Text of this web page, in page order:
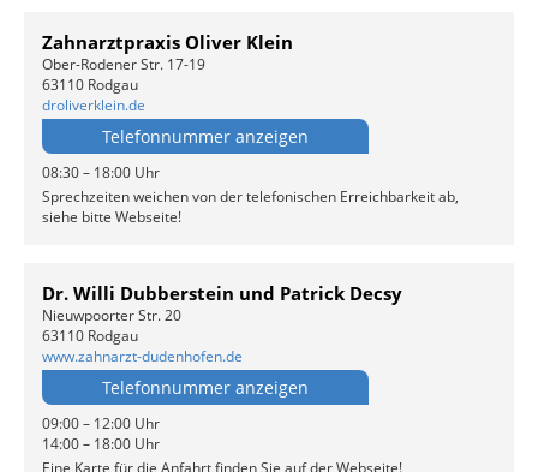
Zahnarztpraxis Oliver Klein
Ober-Rodener Str. 17-19
63110 Rodgau
droliverklein.de
Telefonnummer anzeigen
08:30 – 18:00 Uhr
Sprechzeiten weichen von der telefonischen Erreichbarkeit ab,
siehe bitte Webseite!
Dr. Willi Dubberstein und Patrick Decsy
Nieuwpoorter Str. 20
63110 Rodgau
www.zahnarzt-dudenhofen.de
Telefonnummer anzeigen
09:00 – 12:00 Uhr
14:00 – 18:00 Uhr
Eine Karte für die Anfahrt finden Sie auf der Webseite!